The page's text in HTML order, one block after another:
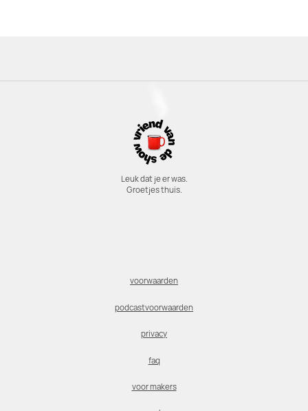
Leuk dat je er was.
Groetjes thuis.
voorwaarden
podcastvoorwaarden
privacy
faq
voor makers